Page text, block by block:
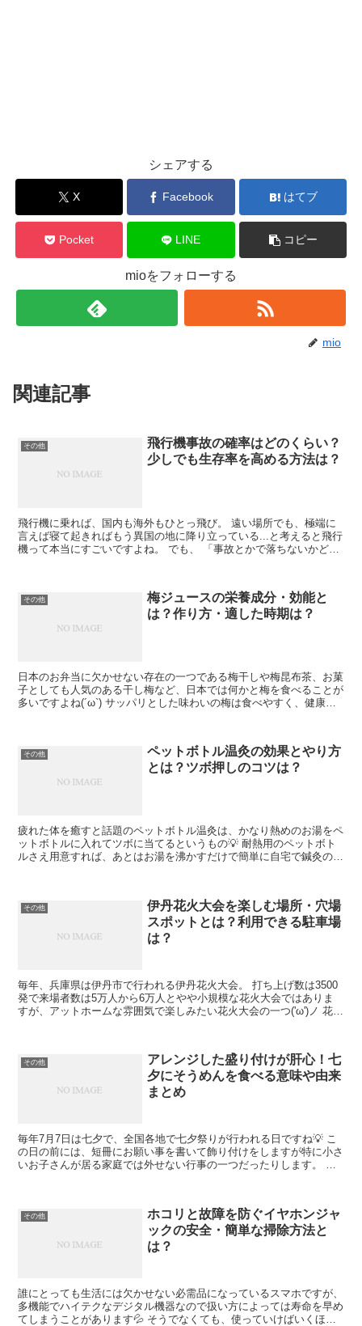
シェアする
X Facebook はてブ
Pocket LINE コピー
mioをフォローする
mio
関連記事
その他
飛行機事故の確率はどのくらい？
少しでも生存率を高める方法は？
飛行機に乗れば、国内も海外もひとっ飛び。 遠い場所でも、極端に
言えば寝て起きればもう異国の地に降り立っている...と考えると飛行
機って本当にすごいですよね。 でも、 「事故とかで落ちないかどう
その他
梅ジュースの栄養成分・効能と
は？作り方・適した時期は？
日本のお弁当に欠かせない存在の一つである梅干しや梅昆布茶、お菓
子としても人気のある干し梅など、日本では何かと梅を食べることが
多いですよね(´ω`) サッパリとした味わいの梅は食べやすく、健康に
その他
ペットボトル温灸の効果とやり方
とは？ツボ押しのコツは？
疲れた体を癒すと話題のペットボトル温灸は、かなり熱めのお湯をペ
ットボトルに入れてツボに当てるというもの💡 耐熱用のペットボト
ルさえ用意すれば、あとはお湯を沸かすだけで簡単に自宅で鍼灸のよ
その他
伊丹花火大会を楽しむ場所・穴場
スポットとは？利用できる駐車場
は？
毎年、兵庫県は伊丹市で行われる伊丹花火大会。 打ち上げ数は3500
発で来場者数は5万人から6万人とやや小規模な花火大会ではありま
すが、アットホームな雰囲気で楽しみたい花火大会の一つ('ω')ノ 花火
その他
アレンジした盛り付けが肝心！七
夕にそうめんを食べる意味や由来
まとめ
毎年7月7日は七夕で、全国各地で七夕祭りが行われる日ですね💡 こ
の日の前には、短冊にお願い事を書いて飾り付けをしますが特に小さ
いお子さんが居る家庭では外せない行事の一つだったりします。 各
その他
ホコリと故障を防ぐイヤホンジャ
ックの安全・簡単な掃除方法と
は？
誰にとっても生活には欠かせない必需品になっているスマホですが、
多機能でハイテクなデジタル機器なので扱い方によっては寿命を早め
てしまうことがあります💦 そうでなくても、使っていけばいくほど